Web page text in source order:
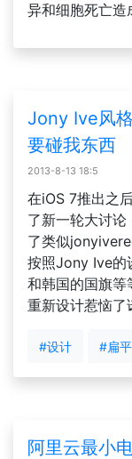
异和细胞死亡造
Jony Ive风
要碰我东西
2013-8-13 18:5
在iOS 7推出之
了新一轮大讨
了类似
按照Jony Ive的
和韩国的国旗等
重新设计惹恼了
#设计 #扁
阿里云最小